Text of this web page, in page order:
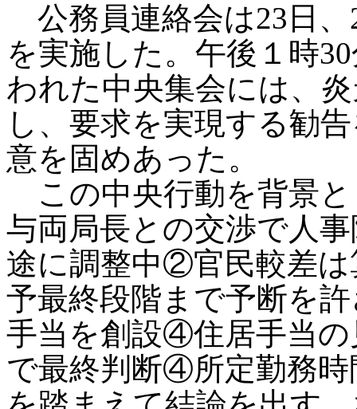
公務員連絡会は23日、
を実施した。午後１時
われた中央集会には、
し、要求を実現する勧
意を固めあった。
この中央行動を背景
与両局長との交渉で人
途に調整中②官民較差
予最終段階まで予断を
手当を創設④住居手当
で最終判断④所定勤務